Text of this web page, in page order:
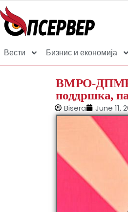
Вести Бизнис и економија
ВМРО-ДПМНЕ:
поддршка,
Bisera June 11,